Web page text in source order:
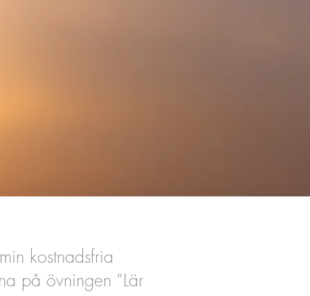
kostnadsfria
på övningen “Lär